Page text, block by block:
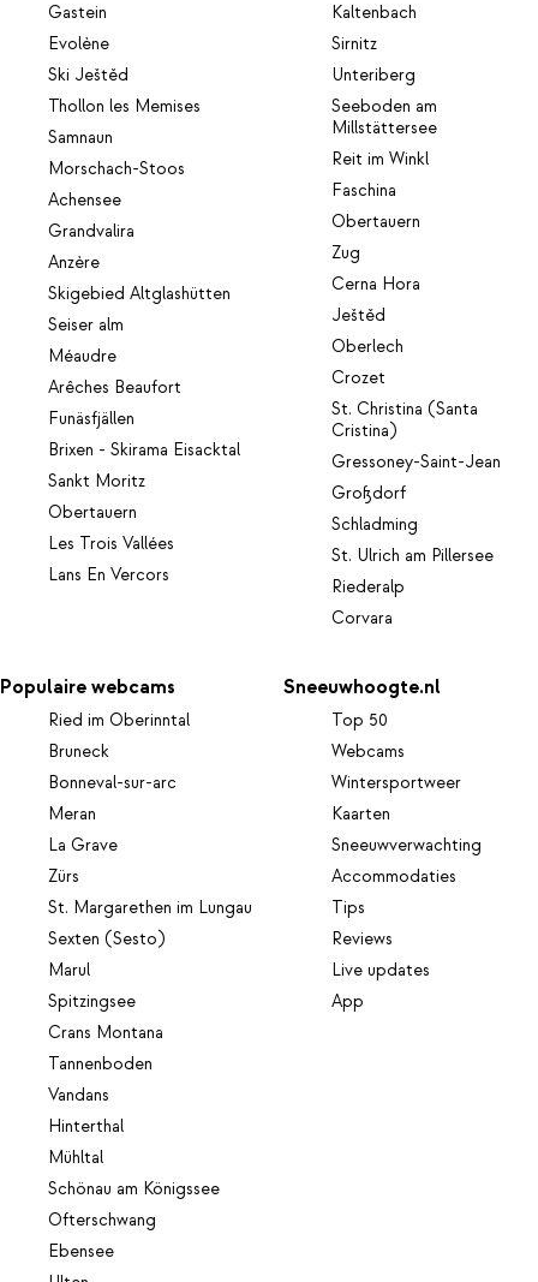
Gastein
Evolène
Ski Ještěd
Thollon les Memises
Samnaun
Morschach-Stoos
Achensee
Grandvalira
Anzère
Skigebied Altglashütten
Seiser alm
Méaudre
Arêches Beaufort
Funäsfjällen
Brixen - Skirama Eisacktal
Sankt Moritz
Obertauern
Les Trois Vallées
Lans En Vercors
Kaltenbach
Sirnitz
Unteriberg
Seeboden am
Millstättersee
Reit im Winkl
Faschina
Obertauern
Zug
Cerna Hora
Ještěd
Oberlech
Crozet
St. Christina (Santa
Cristina)
Gressoney-Saint-Jean
Großdorf
Schladming
St. Ulrich am Pillersee
Riederalp
Corvara
Populaire webcams
Ried im Oberinntal
Bruneck
Bonneval-sur-arc
Meran
La Grave
Zürs
St. Margarethen im Lungau
Sexten (Sesto)
Marul
Spitzingsee
Crans Montana
Tannenboden
Vandans
Hinterthal
Mühltal
Schönau am Königssee
Ofterschwang
Ebensee
Sneeuwhoogte.nl
Top 50
Webcams
Wintersportweer
Kaarten
Sneeuwverwachting
Accommodaties
Tips
Reviews
Live updates
App